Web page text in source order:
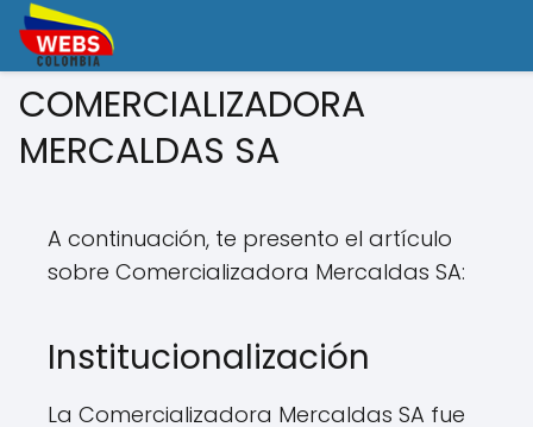
COMERCIALIZADORA
MERCALDAS SA
A continuación, te presento el artículo
sobre Comercializadora Mercaldas SA:
Institucionalización
La Comercializadora Mercaldas SA fue